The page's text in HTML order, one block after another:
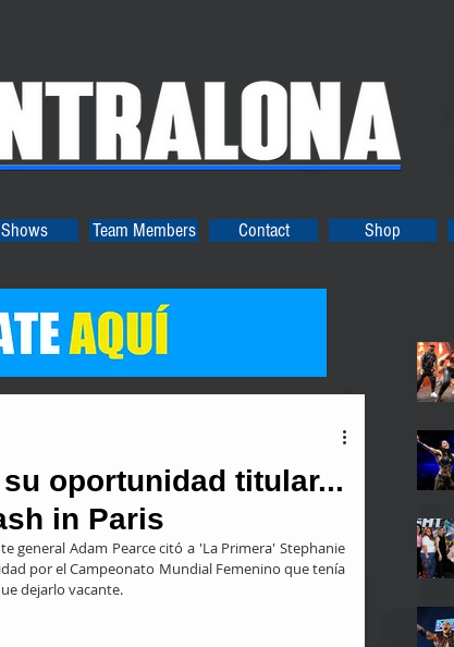
Shows Team Members Contact Shop
oportunidad titular...
in Paris
general Adam Pearce citó a 'La Primera' Stephanie
por el Campeonato Mundial Femenino que tenía
dejarlo vacante.